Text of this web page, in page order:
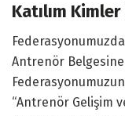
Katılım
Antrenör
“Antrenör Gelişim